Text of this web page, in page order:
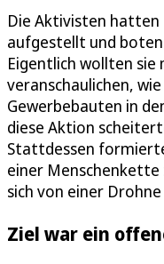
Die Aktivisten hatten
aufgestellt und
Eigentlich wollten
veranschaulichen,
Gewerbebauten in
diese Aktion
Stattdessen
einer Menschenkette
sich von einer
Ziel war ein